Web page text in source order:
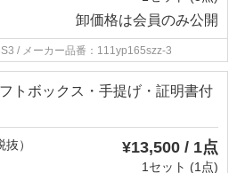
卸価格は会員のみ公開
/ メーカー品番：111yp165szz-3
トボックス・手提げ・証明書付
） ¥13,500 / 1点
1セット (1点)